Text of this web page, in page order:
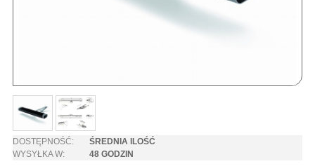
DOSTĘPNOŚĆ:
ŚREDNIA ILOŚĆ
WYSYŁKA W:
48 GODZIN